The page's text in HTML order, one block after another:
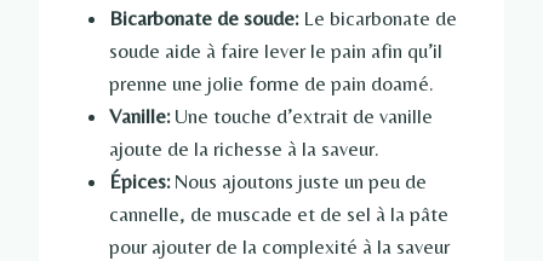
Bicarbonate de soude:Le bicarbonate de
soude aide à faire lever le pain afin qu’il
prenne une jolie forme de pain doamé.
Vanille:Une touche d’extrait de vanille
ajoute de la richesse à la saveur.
Épices:Nous ajoutons juste un peu de
cannelle, de muscade et de sel à la pâte
pour ajouter de la complexité à la saveur